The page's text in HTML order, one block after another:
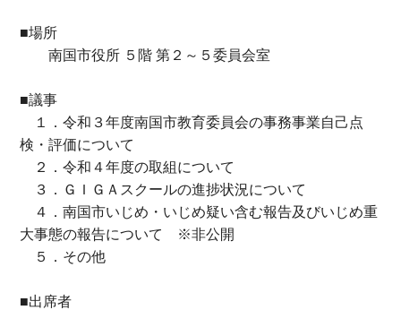
■場所
南国市役所 ５階 第２～５委員会室
■議事
１．令和３年度南国市教育委員会の事務事業自己点
検・評価について
２．令和４年度の取組について
３．ＧＩＧＡスクールの進捗状況について
４．南国市いじめ・いじめ疑い含む報告及びいじめ重
大事態の報告について ※非公開
５．その他
■出席者